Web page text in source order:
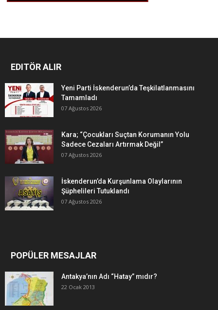
EDITÖR ALIR
Yeni Parti İskenderun’da Teşkilatlanmasını
Tamamladı
07 Ağustos 2026
Kara; “Çocukları Suçtan Korumanın Yolu
Sadece Cezaları Artırmak Değil”
07 Ağustos 2026
İskenderun’da Kurşunlama Olaylarının
Şüphelileri Tutuklandı
07 Ağustos 2026
POPÜLER MESAJLAR
Antakya’nın Adı “Hatay” mıdır?
22 Ocak 2013